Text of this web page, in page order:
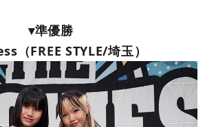
▾準優勝
（FREE STYLE/埼玉）